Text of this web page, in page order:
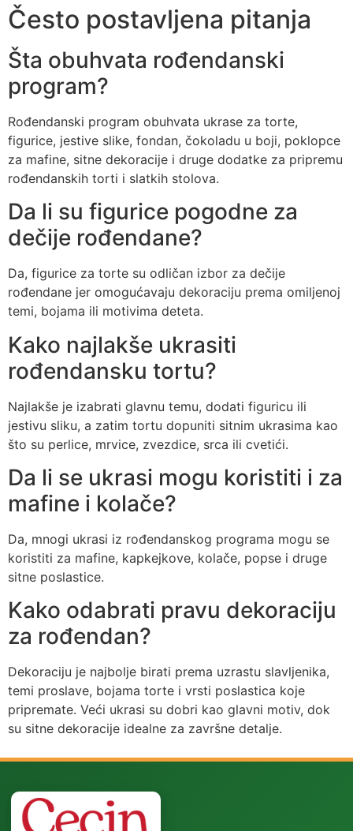
Često postavljena pitanja
Šta obuhvata rođendanski
program?
Rođendanski program obuhvata ukrase za torte,
figurice, jestive slike, fondan, čokoladu u boji, poklopce
za mafine, sitne dekoracije i druge dodatke za pripremu
rođendanskih torti i slatkih stolova.
Da li su figurice pogodne za
dečije rođendane?
Da, figurice za torte su odličan izbor za dečije
rođendane jer omogućavaju dekoraciju prema omiljenoj
temi, bojama ili motivima deteta.
Kako najlakše ukrasiti
rođendansku tortu?
Najlakše je izabrati glavnu temu, dodati figuricu ili
jestivu sliku, a zatim tortu dopuniti sitnim ukrasima kao
što su perlice, mrvice, zvezdice, srca ili cvetići.
Da li se ukrasi mogu koristiti i za
mafine i kolače?
Da, mnogi ukrasi iz rođendanskog programa mogu se
koristiti za mafine, kapkejkove, kolače, popse i druge
sitne poslastice.
Kako odabrati pravu dekoraciju
za rođendan?
Dekoraciju je najbolje birati prema uzrastu slavljenika,
temi proslave, bojama torte i vrsti poslastica koje
pripremate. Veći ukrasi su dobri kao glavni motiv, dok
su sitne dekoracije idealne za završne detalje.